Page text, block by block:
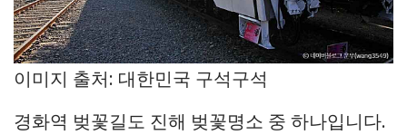
이미지 출처: 대한민국 구석구석
경화역 벚꽃길도 진해 벚꽃명소 중 하나입니다.